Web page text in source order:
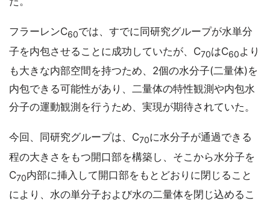
フラーレンC60では、すでに同研究グループが水単分
子を内包させることに成功していたが、C70はC60より
も大きな内部空間を持つため、2個の水分子(二量体)を
内包できる可能性があり、二量体の特性観測や内包水
分子の運動観測を行うため、実現が期待されていた。
今回、同研究グループは、C70に水分子が通過できる
程の大きさをもつ開口部を構築し、そこから水分子を
C70内部に挿入して開口部をもとどおりに閉じること
により、水の単分子および水の二量体を閉じ込めるこ